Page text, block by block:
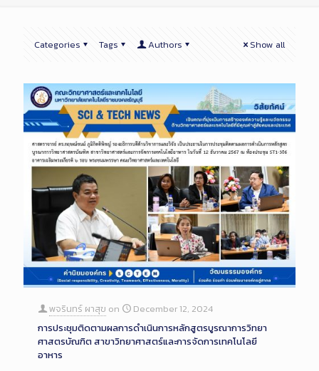
Categories Tags Authors Show all
พจรินทร์ ผาสุข on
December 12, 2024
การประชุมติดตามผลการดำเนินการหลักสูตรบูรณาการวิทยา
ศาสตรบัณฑิต สาขาวิทยาศาสตร์และการจัดการเทคโนโลยี
อาหาร